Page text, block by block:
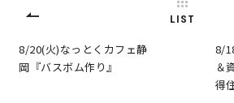
施工事例
お知らせ 土地
8/20(火)なっとくカフェ静
岡『バスボム作り』
LIST
8/
＆
得